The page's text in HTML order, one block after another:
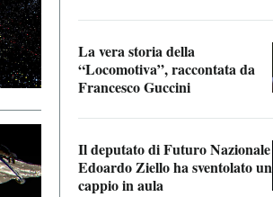
La vera storia della
“Locomotiva”, raccontata da
Francesco Guccini
Il deputato di Futuro Nazionale
Edoardo Ziello ha sventolato un
cappio in aula